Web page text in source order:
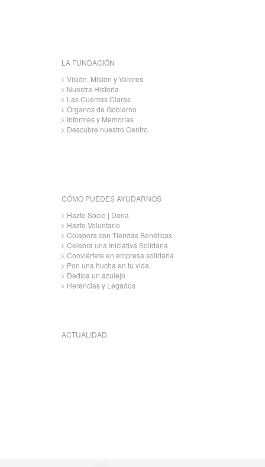
LA FUNDACIÓN
Visión, Misión y Valores
Nuestra Historia
Las Cuentas Claras
Órganos de Gobierno
Informes y Memorias
Descubre nuestro Centro
CÓMO PUEDES AYUDARNOS
Hazte Socio | Dona
Hazte Voluntario
Colabora con Tiendas Benéficas
Celebra una Iniciativa Solidaria
Conviértete en empresa solidaria
Pon una hucha en tu vida
Dedica un azulejo
Herencias y Legados
ACTUALIDAD